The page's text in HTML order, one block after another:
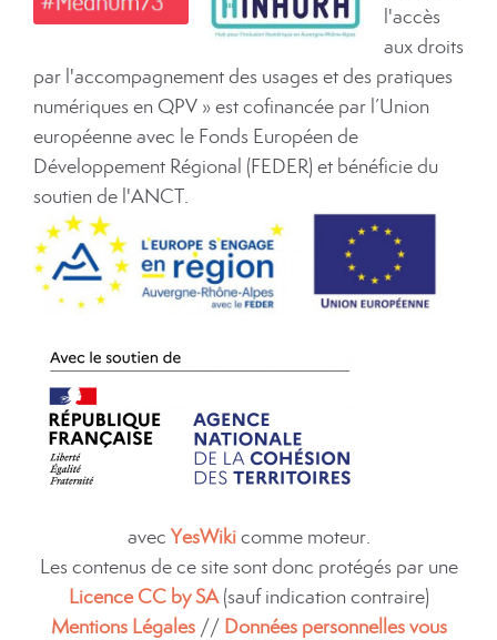
l'accès
aux droits
par l'accompagnement des usages et des pratiques
numériques en QPV » est cofinancée par l’Union
européenne avec le Fonds Européen de
Développement Régional (FEDER) et bénéficie du
soutien de l'ANCT.
avec YesWikicomme moteur.
Les contenus de ce site sont donc protégés par une
Licence CC by SA(sauf indication contraire)
Mentions Légales// Données personnelles vous